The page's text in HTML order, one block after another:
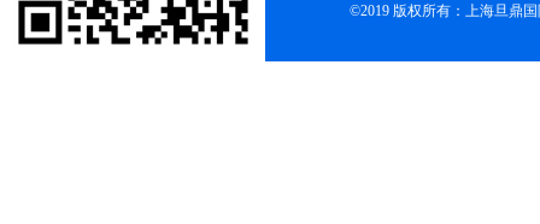
©2019 版权所有：上海旦鼎